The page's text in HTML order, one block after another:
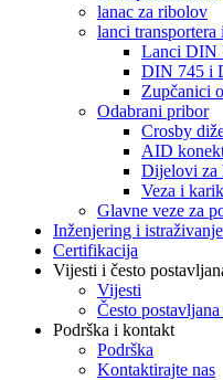
lanac za ribolov
lanci transportera
Lanci DIN
DIN 745 i
Zupčanici
Odabrani pribor
Crosby
AID
Dijelovi za
Veza i
Glavne veze za
Inženjering i
Certifikacija
Vijesti i često
Vijesti
Često
Podrška i kontakt
Podrška
Kontaktirajte nas